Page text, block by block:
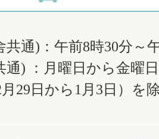
共通)：午前8時30分～
通) ：月曜日から金曜
29日から1月3日）を